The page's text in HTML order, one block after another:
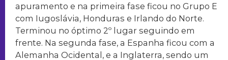
apuramento e na primeira fase ficou no Grupo E
com Iugoslávia, Honduras e Irlando do Norte.
Terminou no óptimo 2º lugar seguindo em
frente. Na segunda fase, a Espanha ficou com a
Alemanha Ocidental, e a Inglaterra, sendo um